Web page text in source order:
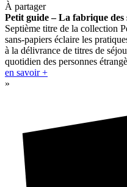
À partager
Petit guide – La fabrique des
Septième titre de la collection
sans-papiers éclaire les
à la délivrance de titres de
quotidien des personnes
en savoir +
»